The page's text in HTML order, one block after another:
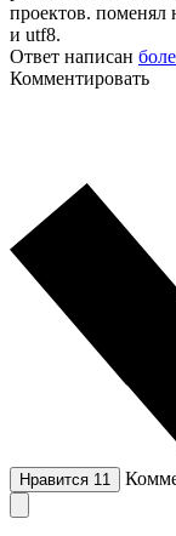
проектов. поменял
и utf8.
Ответ написан
Комментировать
Нравится 11